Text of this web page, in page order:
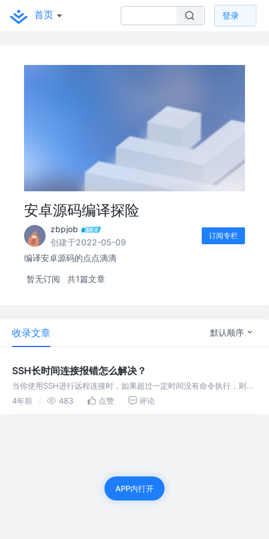
首页 登录
安卓源码编译探险
zbpjob
创建于2022-05-09
订阅专栏
编译安卓源码的点点滴滴
暂无订阅 共1篇文章
收录文章 默认顺序
SSH长时间连接报错怎么解决？
当你使用SSH进行远程连接时，如果超过一定时间没有命令执行，则可
能会出现错误：“client_loop: send disconnect: Broken pipe”，我在
4年前 483 点赞 评论
APP内打开